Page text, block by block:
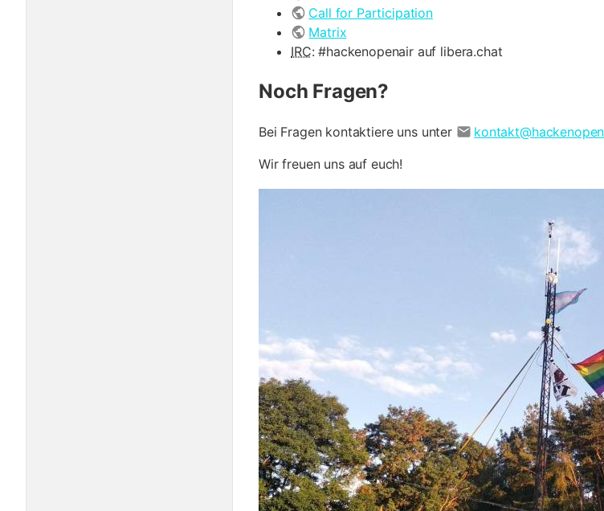
Call for Participation
Matrix
IRC: #hackenopenair auf libera.chat
Noch Fragen?
Bei Fragen kontaktiere uns unter
Wir freuen uns auf euch!